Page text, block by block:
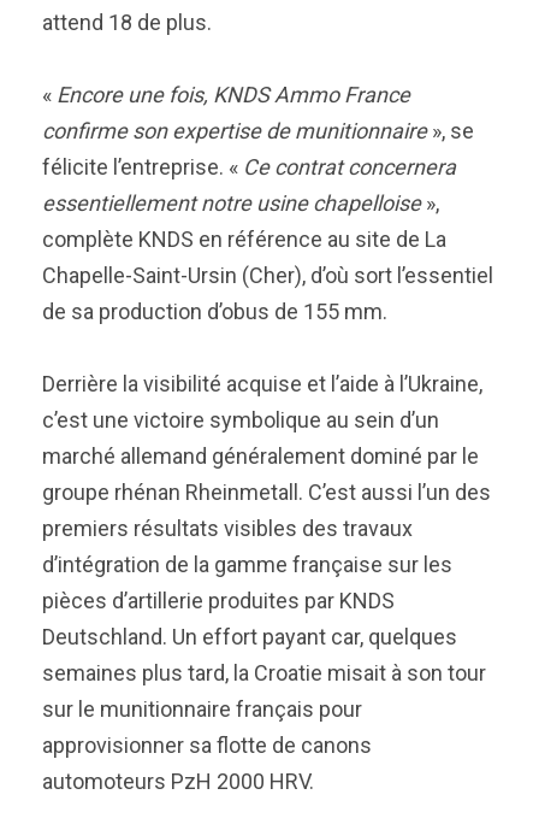
attend 18 de plus.
« Encore une fois, KNDS Ammo France
confirme son expertise de munitionnaire», se
félicite l’entreprise. « Ce contrat concernera
essentiellement notre usine chapelloise»,
complète KNDS en référence au site de La
Chapelle-Saint-Ursin (Cher), d’où sort l’essentiel
de sa production d’obus de 155 mm.
Derrière la visibilité acquise et l’aide à l’Ukraine,
c’est une victoire symbolique au sein d’un
marché allemand généralement dominé par le
groupe rhénan Rheinmetall. C’est aussi l’un des
premiers résultats visibles des travaux
d’intégration de la gamme française sur les
pièces d’artillerie produites par KNDS
Deutschland. Un effort payant car, quelques
semaines plus tard, la Croatie misait à son tour
sur le munitionnaire français pour
approvisionner sa flotte de canons
automoteurs PzH 2000 HRV.